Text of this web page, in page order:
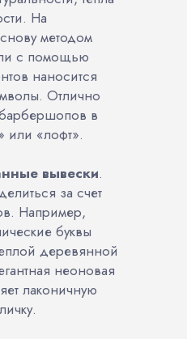
На
методом
с помощью
наносится
Отлично
в
или «лофт».
вывески.
за счет
Например,
буквы
деревянной
неоновая
лаконичную